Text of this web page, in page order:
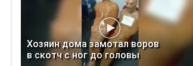
Хозяин дома замотал воров
в скотч с ног до головы